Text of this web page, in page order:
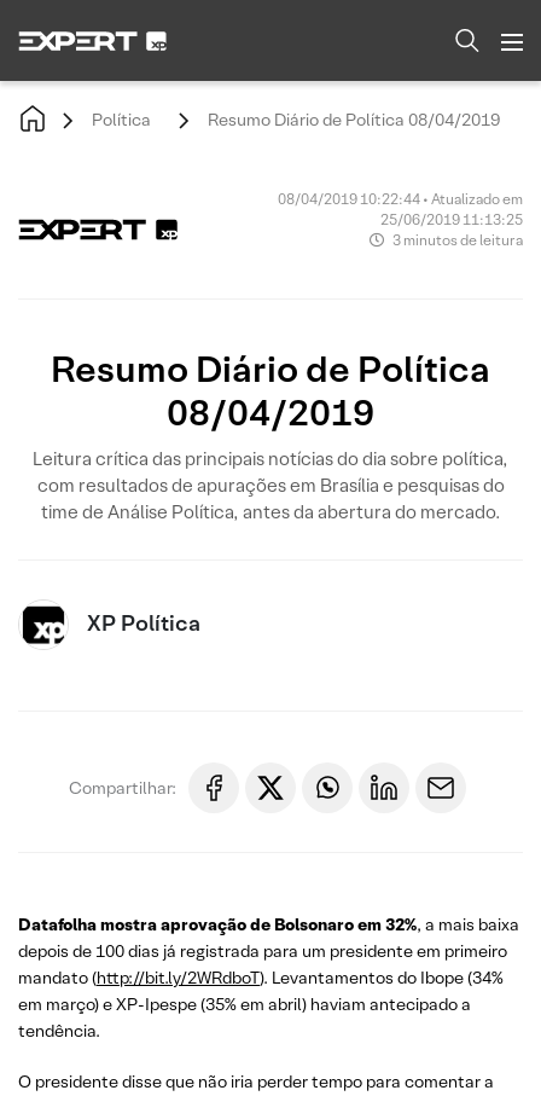
Política Resumo Diário de Política 08/04/2019
08/04/2019 10:22:44 • Atualizado em
25/06/2019 11:13:25
3 minutos de leitura
Resumo Diário de Política
08/04/2019
Leitura crítica das principais notícias do dia sobre política,
com resultados de apurações em Brasília e pesquisas do
time de Análise Política, antes da abertura do mercado.
XP Política
Compartilhar:
Datafolha mostra aprovação de Bolsonaro em 32%, a mais baixa
depois de 100 dias já registrada para um presidente em primeiro
mandato (http://bit.ly/2WRdboT). Levantamentos do Ibope (34%
em março) e XP-Ipespe (35% em abril) haviam antecipado a
tendência.
O presidente disse que não iria perder tempo para comentar a